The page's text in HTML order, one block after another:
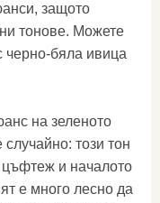
защото
тонове. Можете
черно-бяла ивица
на зеленото
този тон
цъфтеж и началото
е много лесно да